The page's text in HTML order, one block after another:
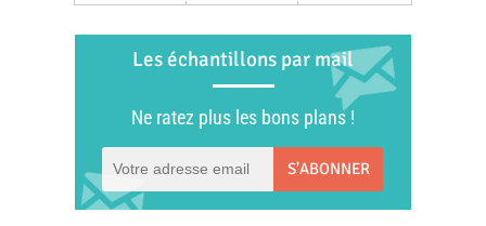
Les échantillons par mail
Ne ratez plus les bons plans !
S'ABONNER